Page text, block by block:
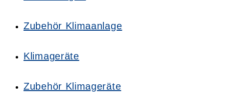
Zubehör Klimaanlage
Klimageräte
Zubehör Klimageräte